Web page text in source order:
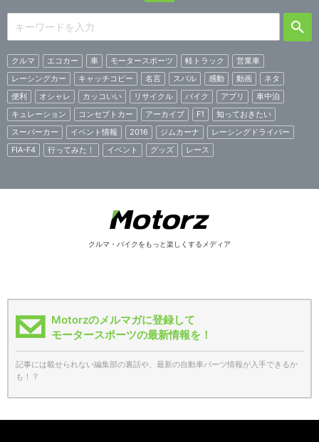
クルマ エコカー 車 モータースポーツ 軽トラック
営業車
レーシングカー
キャッチコピー 名言 スバル 感動 動画
ネタ
便利
オシャレ カッコいい リサイクル バイク アプリ
車中泊
キュレーション
コンセプトカー アーカイブ F1
知っておきたい
スーパーカー
イベント情報 2016 ジムカーナ
レーシングドライバー
FIA-F4
行ってみた！ イベント グッズ レース
クルマ・バイクをもっと楽しくするメディア
Motorzのメルマガに登録して
モータースポーツの最新情報を！
記事には載せられない編集部の裏話や、最新の自動車パーツ情報が入手できるか
も！？